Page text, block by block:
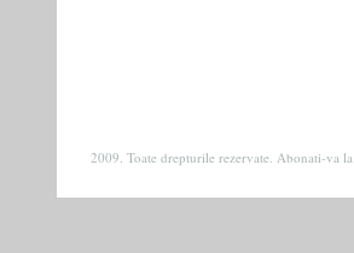
2009. Toate drepturile rezervate. Abonati-va la